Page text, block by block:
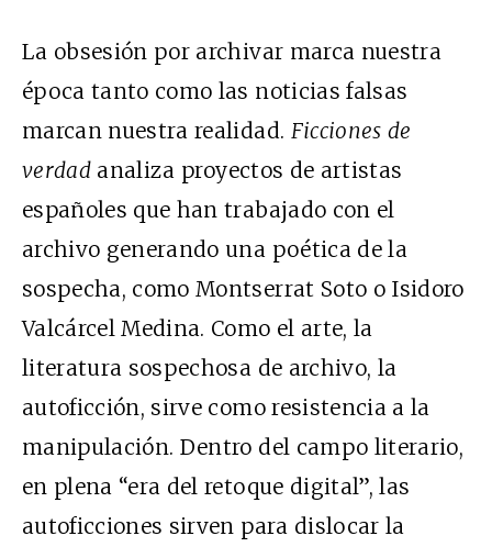
La obsesión por archivar marca nuestra
época tanto como las noticias falsas
marcan nuestra realidad. Ficciones de
verdad analiza proyectos de artistas
españoles que han trabajado con el
archivo generando una poética de la
sospecha, como Montserrat Soto o Isidoro
Valcárcel Medina. Como el arte, la
literatura sospechosa de archivo, la
autoficción, sirve como resistencia a la
manipulación. Dentro del campo literario,
en plena “era del retoque digital”, las
autoficciones sirven para dislocar la